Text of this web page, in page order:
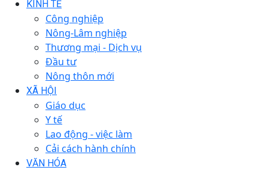
KINH TẾ
Công nghiệp
Nông-Lâm nghiệp
Thương mại - Dịch vụ
Đầu tư
Nông thôn mới
XÃ HỘI
Giáo dục
Y tế
Lao động - việc làm
Cải cách hành chính
VĂN HÓA